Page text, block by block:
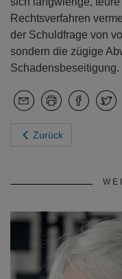
Rechtsverfahren
der Schuldfrage von
sondern die zügige
Schadensbeseitigung.
Zurück